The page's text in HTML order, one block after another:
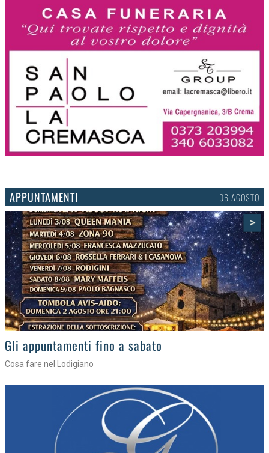
APPUNTAMENTI 03 AGOSTO
>
Gli eventi della settimana
Tra torte, cinema e musica live